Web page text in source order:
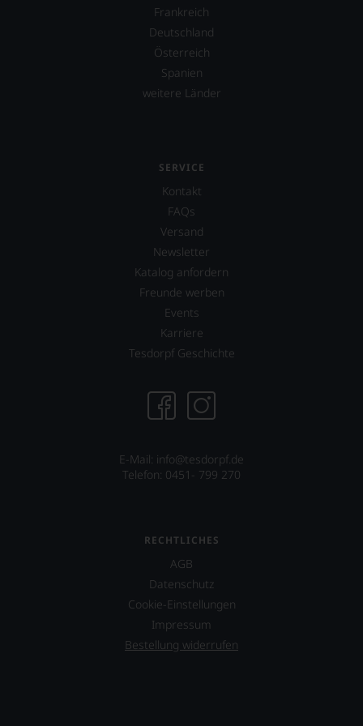
Frankreich
Deutschland
Österreich
Spanien
weitere Länder
SERVICE
Kontakt
FAQs
Versand
Newsletter
Katalog anfordern
Freunde werben
Events
Karriere
Tesdorpf Geschichte
E-Mail: info@tesdorpf.de
Telefon: 0451- 799 270
RECHTLICHES
AGB
Datenschutz
Cookie-Einstellungen
Impressum
Bestellung widerrufen